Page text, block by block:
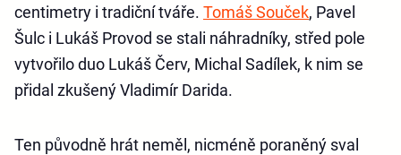
centimetry i tradiční tváře. Tomáš Souček, Pavel
Šulc i Lukáš Provod se stali náhradníky, střed pole
vytvořilo duo Lukáš Červ, Michal Sadílek, k nim se
přidal zkušený Vladimír Darida.
Ten původně hrát neměl, nicméně poraněný sval